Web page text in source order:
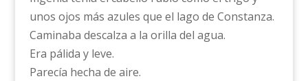
unos ojos más azules que el lago de Constanza.
Caminaba descalza a la orilla del agua.
Era pálida y leve.
Parecía hecha de aire.